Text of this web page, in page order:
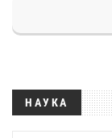
НАУКА